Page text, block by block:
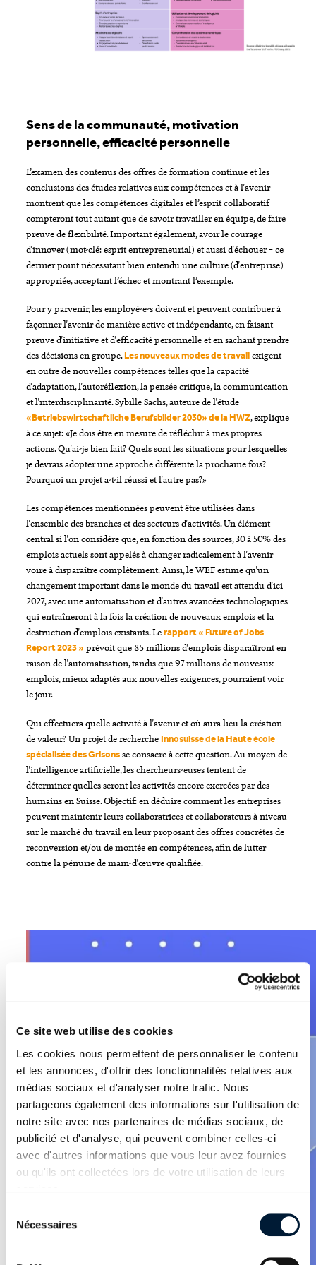
Ce site web utilise des cookies
Les cookies nous permettent de personnaliser le contenu
et les annonces, d'offrir des fonctionnalités relatives aux
médias sociaux et d'analyser notre trafic. Nous
partageons également des informations sur l'utilisation de
notre site avec nos partenaires de médias sociaux, de
publicité et d'analyse, qui peuvent combiner celles-ci
avec d'autres informations que vous leur avez fournies
ou qu'ils ont collectées lors de votre utilisation de leurs
Nécessaires
Sens de la communauté, motivation
personnelle, efficacité personnelle
L’examen des contenus des offres de formation continue et les
conclusions des études relatives aux compétences et à l'avenir
montrent que les compétences digitales et l’esprit collaboratif
compteront tout autant que de savoir travailler en équipe, de faire
preuve de flexibilité. Important également, avoir le courage
d'innover (mot-clé: esprit entrepreneurial) et aussi d'échouer – ce
dernier point nécessitant bien entendu une culture (d'entreprise)
appropriée, acceptant l’échec et montrant l’exemple.
Pour y parvenir, les employé-e-s doivent et peuvent contribuer à
façonner l'avenir de manière active et indépendante, en faisant
preuve d'initiative et d'efficacité personnelle et en sachant prendre
des décisions en groupe.Les nouveaux modes de travailexigent
en outre de nouvelles compétences telles que la capacité
d'adaptation, l'autoréflexion, la pensée critique, la communication
et l'interdisciplinarité. Sybille Sachs, auteure de l'étude
«Betriebswirtschaftliche Berufsbilder 2030» de la HWZ, explique
à ce sujet: «Je dois être en mesure de réfléchir à mes propres
actions. Qu'ai-je bien fait? Quels sont les situations pour lesquelles
je devrais adopter une approche différente la prochaine fois?
Pourquoi un projet a-t-il réussi et l'autre pas?»
Les compétences mentionnées peuvent être utilisées dans
l'ensemble des branches et des secteurs d'activités. Un élément
central si l'on considère que, en fonction des sources, 30 à 50% des
emplois actuels sont appelés à changer radicalement à l'avenir
voire à disparaître complètement. Ainsi, le WEF estime qu'un
changement important dans le monde du travail est attendu d'ici
2027, avec une automatisation et d'autres avancées technologiques
qui entraîneront à la fois la création de nouveaux emplois et la
destruction d'emplois existants. Lerapport « Future of Jobs
Report 2023 » prévoit que 85 millions d'emplois disparaîtront en
raison de l'automatisation, tandis que 97 millions de nouveaux
emplois, mieux adaptés aux nouvelles exigences, pourraient voir
le jour.
Qui effectuera quelle activité à l'avenir et où aura lieu la création
de valeur? Un projet de rechercheInnosuisse de la Haute école
spécialisée des Grisonsse consacre à cette question. Au moyen de
l'intelligence artificielle, les chercheurs-euses tentent de
déterminer quelles seront les activités encore exercées par des
humains en Suisse. Objectif: en déduire comment les entreprises
peuvent maintenir leurs collaboratrices et collaborateurs à niveau
sur le marché du travail en leur proposant des offres concrètes de
reconversion et/ou de montée en compétences, afin de lutter
contre la pénurie de main-d'œuvre qualifiée.